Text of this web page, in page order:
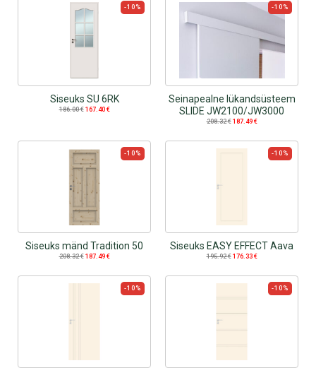
-10%
Siseuks SU 6RK
186.00€ 167.40 €
-10%
Seinapealne lükandsüsteem
SLIDE JW2100/JW3000
208.32€ 187.49 €
-10%
Siseuks mänd Tradition 50
208.32€ 187.49 €
-10%
Siseuks EASY EFFECT Aava
195.92€ 176.33 €
-10% -10%